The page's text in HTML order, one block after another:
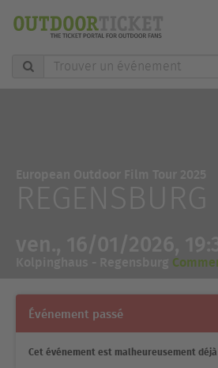
Trouver
Événement passé
Cet événement est malheureusement